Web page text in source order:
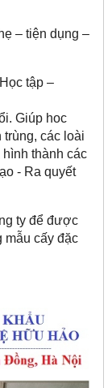
– tiện dụng –
tập –
Giúp hoc
các loài
thành các
- Ra quyết
ty để được
cấy đặc